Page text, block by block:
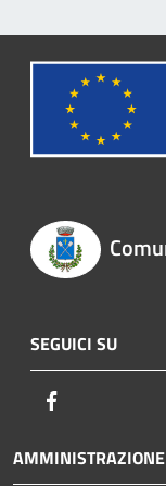
SEGUICI SU
AMMINISTRAZIONE